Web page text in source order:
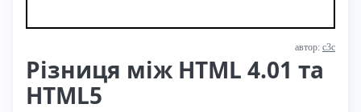
автор: с3с
Різниця між HTML 4.01 та
HTML5